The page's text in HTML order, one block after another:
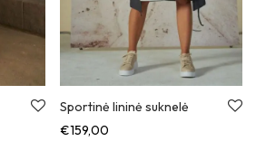
Sportinė lininė suknelė
€159,00